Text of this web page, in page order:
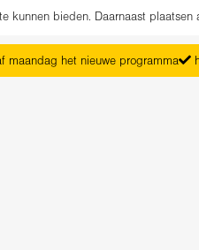
kunnen bieden. Daarnaast
maandag het nieuwe programma